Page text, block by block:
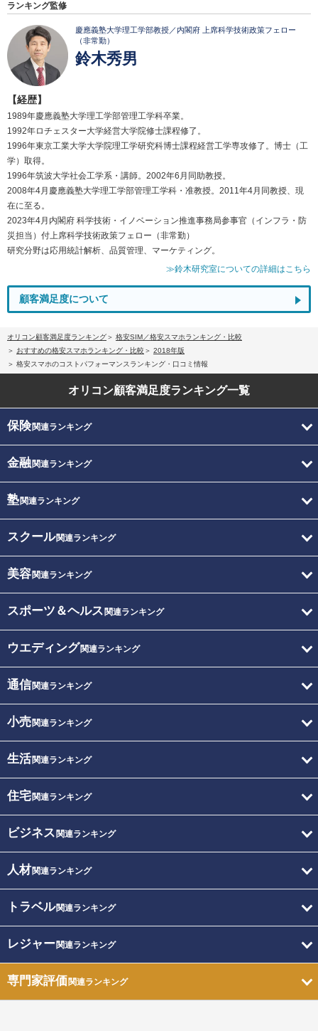
ランキング監修
慶應義塾大学理工学部教授／内閣府 上席科学技術政策フェロー
（非常勤）
鈴木秀男
【経歴】
1989年慶應義塾大学理工学部管理工学科卒業。
1992年ロチェスター大学経営大学院修士課程修了。
1996年東京工業大学大学院理工学研究科博士課程経営工学専攻修了。博士（工
学）取得。
1996年筑波大学社会工学系・講師。2002年6月同助教授。
2008年4月慶應義塾大学理工学部管理工学科・准教授。2011年4月同教授、現
在に至る。
2023年4月内閣府 科学技術・イノベーション推進事務局参事官（インフラ・防
災担当）付上席科学技術政策フェロー（非常勤）
研究分野は応用統計解析、品質管理、マーケティング。
≫鈴木研究室についての詳細はこちら
顧客満足度について
オリコン顧客満足度ランキング
格安SIM／格安スマホランキング・比較
おすすめの格安スマホランキング・比較
2018年版
格安スマホのコストパフォーマンスランキング・口コミ情報
オリコン顧客満足度ランキング一覧
保険関連ランキング
金融関連ランキング
塾関連ランキング
スクール関連ランキング
美容関連ランキング
スポーツ＆ヘルス 関連ランキング
ウエディング関連ランキング
通信関連ランキング
小売関連ランキング
生活関連ランキング
住宅関連ランキング
ビジネス 関連ランキング
人材関連ランキング
トラベル関連ランキング
レジャー関連ランキング
専門家評価関連ランキング